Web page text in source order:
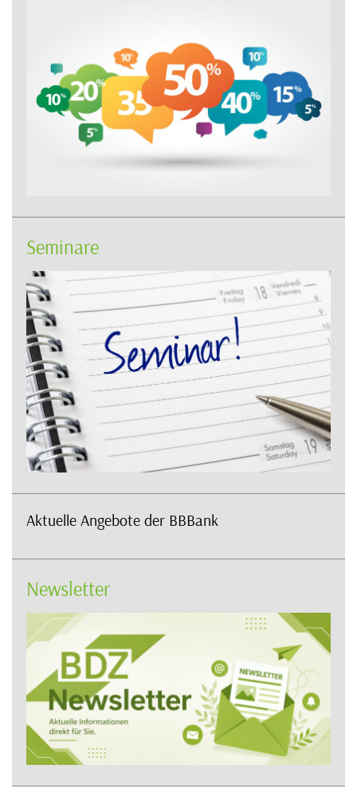
Seminare
Aktuelle Angebote der BBBank
Newsletter